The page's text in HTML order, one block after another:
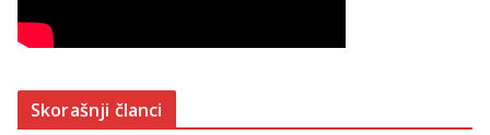
Skorašnji članci